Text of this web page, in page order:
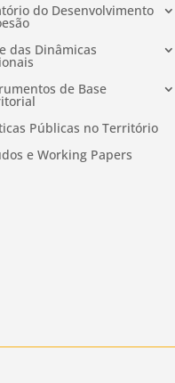
do Desenvolvimento
das Dinâmicas
de Base
Públicas no Território
e Working Papers